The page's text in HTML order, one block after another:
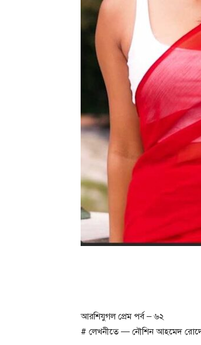
আরশিযুগল প্রেম পর্ব – ৬২
# লেখনীতে — নৌশিন আহমেদ